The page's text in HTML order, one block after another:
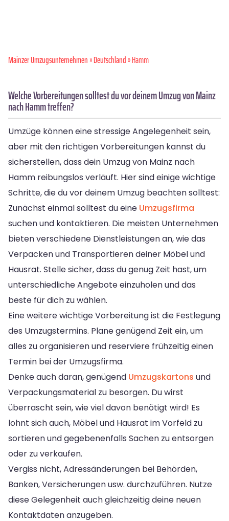
Mainzer Umzugsunternehmen»Deutschland» Hamm
Welche Vorbereitungen solltest du vor deinem Umzug von Mainz
nach Hamm treffen?
Umzüge können eine stressige Angelegenheit sein,
aber mit den richtigen Vorbereitungen kannst du
sicherstellen, dass dein Umzug von Mainz nach
Hamm reibungslos verläuft. Hier sind einige wichtige
Schritte, die du vor deinem Umzug beachten solltest:
Zunächst einmal solltest du eine Umzugsfirma
suchen und kontaktieren. Die meisten Unternehmen
bieten verschiedene Dienstleistungen an, wie das
Verpacken und Transportieren deiner Möbel und
Hausrat. Stelle sicher, dass du genug Zeit hast, um
unterschiedliche Angebote einzuholen und das
beste für dich zu wählen.
Eine weitere wichtige Vorbereitung ist die Festlegung
des Umzugstermins. Plane genügend Zeit ein, um
alles zu organisieren und reserviere frühzeitig einen
Termin bei der Umzugsfirma.
Denke auch daran, genügend Umzugskartons und
Verpackungsmaterial zu besorgen. Du wirst
überrascht sein, wie viel davon benötigt wird! Es
lohnt sich auch, Möbel und Hausrat im Vorfeld zu
sortieren und gegebenenfalls Sachen zu entsorgen
oder zu verkaufen.
Vergiss nicht, Adressänderungen bei Behörden,
Banken, Versicherungen usw. durchzuführen. Nutze
diese Gelegenheit auch gleichzeitig deine neuen
Kontaktdaten anzugeben.